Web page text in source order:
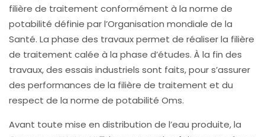
filière de traitement conformément à la norme de
potabilité définie par l’Organisation mondiale de la
Santé. La phase des travaux permet de réaliser la filière
de traitement calée à la phase d’études. À la fin des
travaux, des essais industriels sont faits, pour s’assurer
des performances de la filière de traitement et du
respect de la norme de potabilité Oms.
Avant toute mise en distribution de l’eau produite, la